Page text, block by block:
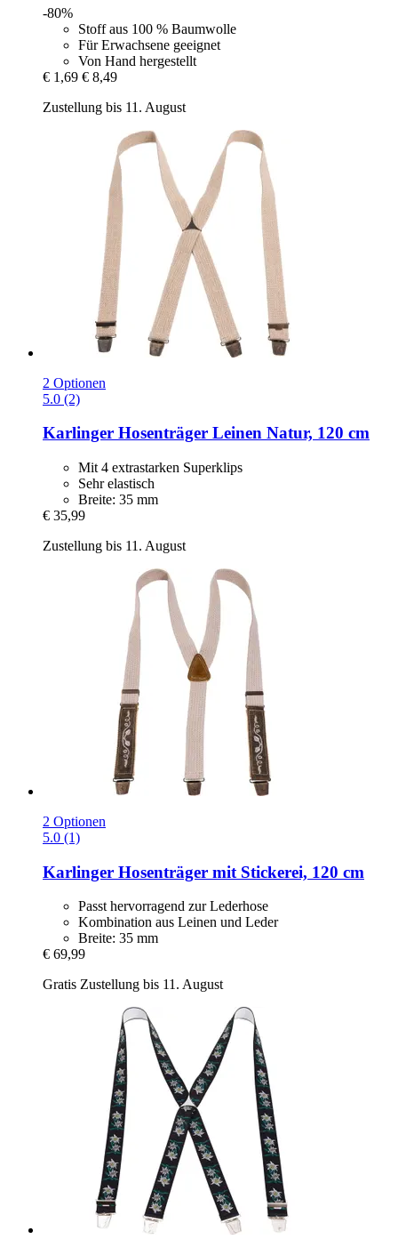
-80%
Stoff aus 100 % Baumwolle
Für Erwachsene geeignet
Von Hand hergestellt
€ 1,69 € 8,49
Zustellung bis 11. August
2 Optionen
5.0 (2)
Karlinger Hosenträger Leinen Natur, 120 cm
Mit 4 extrastarken Superklips
Sehr elastisch
Breite: 35 mm
€ 35,99
Zustellung bis 11. August
2 Optionen
5.0 (1)
Karlinger Hosenträger mit Stickerei, 120 cm
Passt hervorragend zur Lederhose
Kombination aus Leinen und Leder
Breite: 35 mm
€ 69,99
Gratis Zustellung bis 11. August